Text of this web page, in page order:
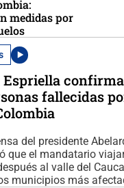
medidas por
Espriella
fallecidas
del presidente
que el mandatario
al valle del
municipios más